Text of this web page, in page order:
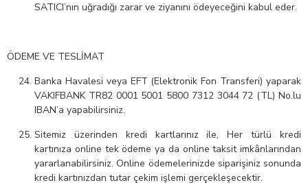
SATICI’nın uğradığı zarar ve ziyanını ödeyeceğini kabul eder.
ÖDEME VE TESLİMAT
Banka Havalesi veya EFT (Elektronik Fon Transferi) yaparak
VAKIFBANK TR82 0001 5001 5800 7312 3044 72 (TL) No.lu
IBAN’a yapabilirsiniz.
Sitemiz üzerinden kredi kartlarınız ile, Her türlü kredi
kartınıza online tek ödeme ya da online taksit imkânlarından
yararlanabilirsiniz. Online ödemelerinizde siparişiniz sonunda
kredi kartınızdan tutar çekim işlemi gerçekleşecektir.